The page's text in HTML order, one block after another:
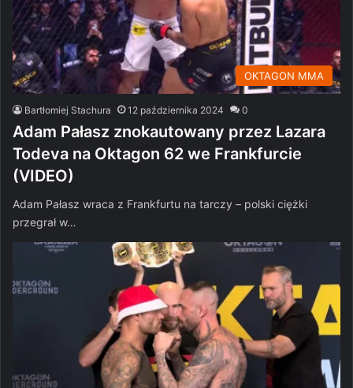
OKTAGON MMA
Bartłomiej Stachura 12 października 2024 0
Adam Pałasz znokautowany przez Lazara
Todeva na Oktagon 62 we Frankfurcie
(VIDEO)
Adam Pałasz wraca z Frankfurtu na tarczy – polski ciężki
przegrał w…